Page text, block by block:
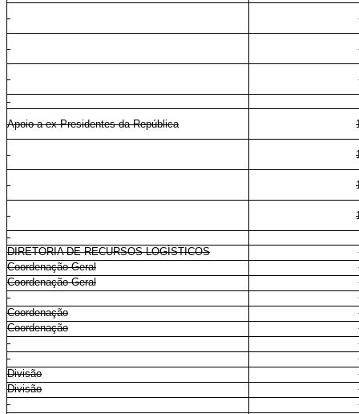
Apoio a ex-Presidentes da República
DIRETORIA DE RECURSOS LOGÍSTICOS
Coordenação-Geral
Coordenação-Geral
Coordenação
Coordenação
Divisão
Divisão